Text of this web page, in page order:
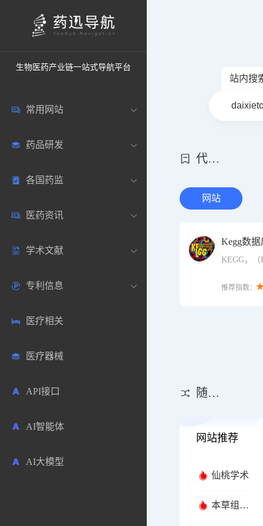
生物医药产业链一站式导航平台
常用网站
中国常用
药圈资讯
邮箱登录
药典网站
药品研发
药研数据库
药品说明书
药物临床
生物数据库
药品市场信息
合成化工
药物分析
毒性数据库
原辅料包材
各国药监
中国
美国
欧洲
日本
其他各国
医药资讯
医药新闻
医药论坛
药研咨询
医药科普
学术文献
学术搜索
SciHub文献
文献下载
文献管理
专利信息
各国专利局官方查询
医药专利
商业专利数据库
免费专利库
医疗相关
医疗器械
API接口
AI智能体
AI大模型
站内搜
代谢通路
网站
Kegg数据
KEGG，（
百科全书
推荐指数：
随机推荐
网站推荐
仙桃学术
本草组鉴